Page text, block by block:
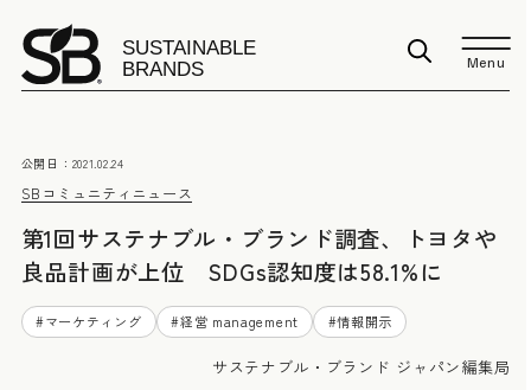
Menu
SBコミュニティニュース
公開日： 2021.02.24
第1回サステナブル・ブランド調査、トヨタや
良品計画が上位 SDGs認知度は58.1%に
#マーケティング #経営 management #情報開示
サステナブル・ブランド ジャパン編集局